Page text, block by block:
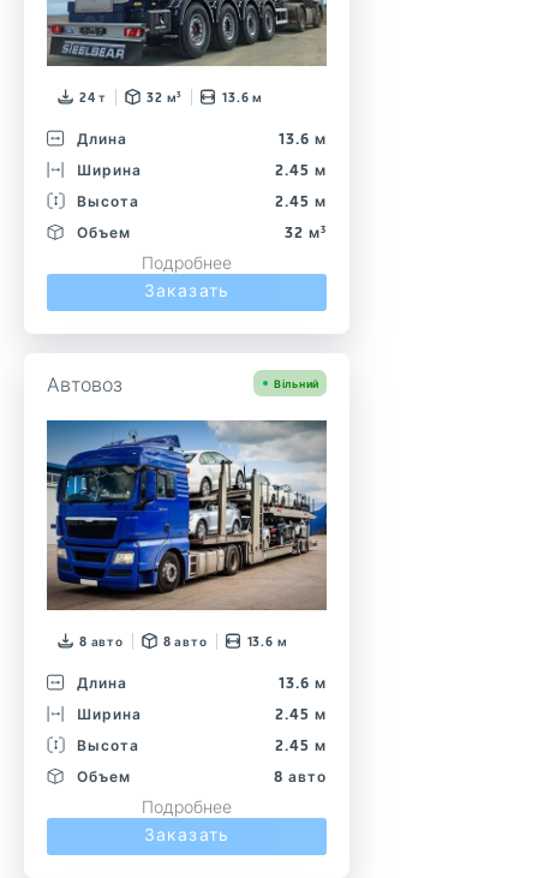
24 т 32 м³ 13.6 м
Длина
13.6 м
Ширина
2.45 м
Высота
2.45 м
Объем
32 м³
Подробнее
Заказать
Автовоз Вільний
8 авто 8 авто 13.6 м
Длина
13.6 м
Ширина
2.45 м
Высота
2.45 м
Объем
8 авто
Подробнее
Заказать